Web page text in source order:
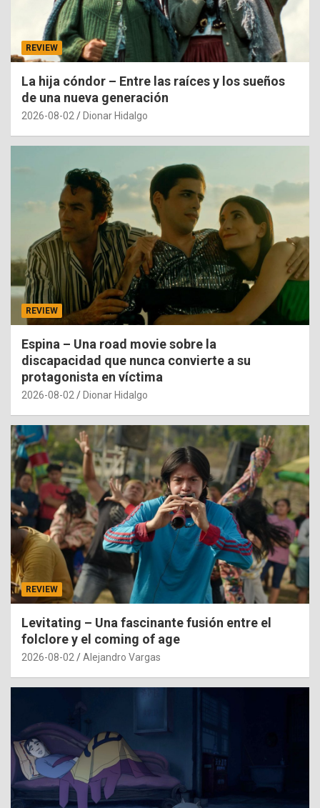
REVIEW
La hija cóndor – Entre las raíces y los sueños
de una nueva generación
2026-08-02 Dionar Hidalgo
REVIEW
Espina – Una road movie sobre la
discapacidad que nunca convierte a su
protagonista en víctima
2026-08-02 Dionar Hidalgo
REVIEW
Levitating – Una fascinante fusión entre el
folclore y el coming of age
2026-08-02 Alejandro Vargas